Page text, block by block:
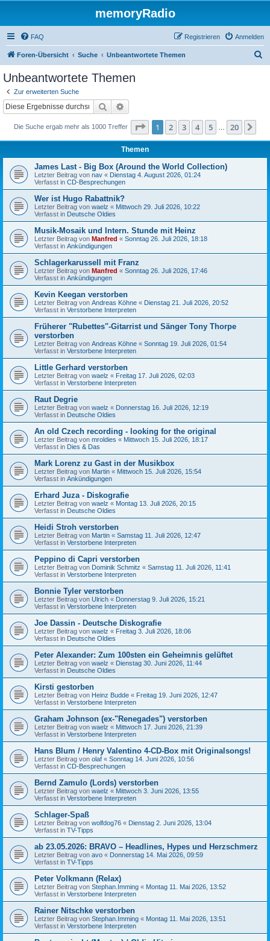
memoryRadio
FAQ Anmelden
Registrieren
Foren-Übersicht Suche Unbeantwortete Themen
Unbeantwortete Themen
Zur erweiterten Suche
Suche
Die Suche ergab mehr als 1000 Treffer Seite 1von 20
1 2 3 4 5 20
Themen
James Last - Big Box (Around the World Collection)
Letzter Beitrag von nav « Dienstag 4. August 2026, 01:24
Verfasst in CD-Besprechungen
Wer ist Hugo Rabattnik?
Letzter Beitrag von waelz « Mittwoch 29. Juli 2026, 10:22
Verfasst in Deutsche Oldies
Musik-Mosaik und Intern. Stunde mit Heinz
Letzter Beitrag von Manfred « Sonntag 26. Juli 2026, 18:18
Verfasst in Ankündigungen
Schlagerkarussell mit Franz
Letzter Beitrag von Manfred « Sonntag 26. Juli 2026, 17:46
Verfasst in Ankündigungen
Kevin Keegan verstorben
Letzter Beitrag von Andreas Köhne « Dienstag 21. Juli 2026, 20:52
Verfasst in Verstorbene Interpreten
Früherer "Rubettes"-Gitarrist und Sänger Tony Thorpe
verstorben
Letzter Beitrag von Andreas Köhne « Sonntag 19. Juli 2026, 01:54
Verfasst in Verstorbene Interpreten
Little Gerhard verstorben
Letzter Beitrag von waelz « Freitag 17. Juli 2026, 02:03
Verfasst in Verstorbene Interpreten
Raut Degrie
Letzter Beitrag von waelz « Donnerstag 16. Juli 2026, 12:19
Verfasst in Deutsche Oldies
An old Czech recording - looking for the original
Letzter Beitrag von mroldies « Mittwoch 15. Juli 2026, 18:17
Verfasst in Dies & Das
Mark Lorenz zu Gast in der Musikbox
Letzter Beitrag von Martin « Mittwoch 15. Juli 2026, 15:54
Verfasst in Ankündigungen
Erhard Juza - Diskografie
Letzter Beitrag von waelz « Montag 13. Juli 2026, 20:15
Verfasst in Deutsche Oldies
Heidi Stroh verstorben
Letzter Beitrag von Martin « Samstag 11. Juli 2026, 12:47
Verfasst in Verstorbene Interpreten
Peppino di Capri verstorben
Letzter Beitrag von Dominik Schmitz « Samstag 11. Juli 2026, 11:41
Verfasst in Verstorbene Interpreten
Bonnie Tyler verstorben
Letzter Beitrag von Ulrich « Donnerstag 9. Juli 2026, 15:21
Verfasst in Verstorbene Interpreten
Joe Dassin - Deutsche Diskografie
Letzter Beitrag von waelz « Freitag 3. Juli 2026, 18:06
Verfasst in Deutsche Oldies
Peter Alexander: Zum 100sten ein Geheimnis gelüftet
Letzter Beitrag von waelz « Dienstag 30. Juni 2026, 11:44
Verfasst in Deutsche Oldies
Kirsti gestorben
Letzter Beitrag von Heinz Budde « Freitag 19. Juni 2026, 12:47
Verfasst in Verstorbene Interpreten
Graham Johnson (ex-"Renegades") verstorben
Letzter Beitrag von waelz « Mittwoch 17. Juni 2026, 21:39
Verfasst in Verstorbene Interpreten
Hans Blum / Henry Valentino 4-CD-Box mit Originalsongs!
Letzter Beitrag von olaf « Sonntag 14. Juni 2026, 10:56
Verfasst in CD-Besprechungen
Bernd Zamulo (Lords) verstorben
Letzter Beitrag von waelz « Mittwoch 3. Juni 2026, 13:55
Verfasst in Verstorbene Interpreten
Schlager-Spaß
Letzter Beitrag von wolfdog76 « Dienstag 2. Juni 2026, 13:04
Verfasst in TV-Tipps
ab 23.05.2026: BRAVO – Headlines, Hypes und Herzschmerz
Letzter Beitrag von avo « Donnerstag 14. Mai 2026, 09:59
Verfasst in TV-Tipps
Peter Volkmann (Relax)
Letzter Beitrag von Stephan.Imming « Montag 11. Mai 2026, 13:52
Verfasst in Verstorbene Interpreten
Rainer Nitschke verstorben
Letzter Beitrag von Stephan.Imming « Montag 11. Mai 2026, 13:51
Verfasst in Verstorbene Interpreten